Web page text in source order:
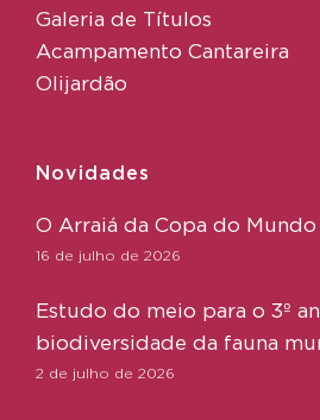
Galeria de Títulos
Acampamento Cantareira
Olijardão
Novidades
O Arraiá da Copa do Mundo
16 de julho de 2026
Estudo do meio para o 3º
biodiversidade da fauna
2 de julho de 2026